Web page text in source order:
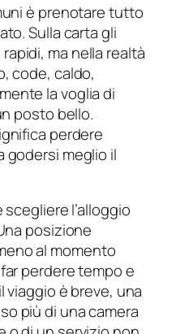
è prenotare tutto
Sulla carta gli
ma nella realtà
code, caldo,
la voglia di
posto bello.
perdere
meglio il
l’alloggio
posizione
al momento
perdere tempo e
viaggio è breve, una
più di una camera